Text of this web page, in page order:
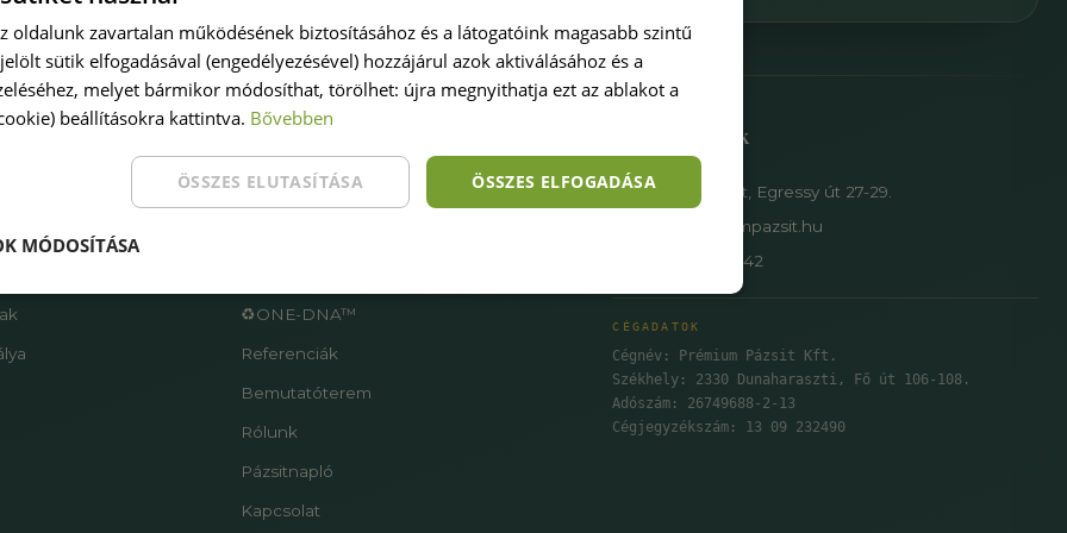
♻️ONE-DNA™
Referenciák
Bemutatóterem
Rólunk
Pázsitnapló
Kapcsolat
Elérhetőségek
1149 Budapest, Egressy út 27-29.
info@premiumpazsit.hu
+36 30 950 6742
CÉGADATOK
Cégnév: Prémium Pázsit Kft.
Székhely: 2330 Dunaharaszti, Fő út 106-108.
Adószám: 26749688-2-13
Cégjegyzékszám: 13 09 232490
oldalunk zavartalan működésének biztosításához és a látogatóink magasabb szintű
sütik elfogadásával (engedélyezésével) hozzájárul azok aktiválásához és a
melyet bármikor módosíthat, törölhet: újra megnyithatja ezt az ablakot a
beállításokra kattintva. Bővebben
ÖSSZES ELFOGADÁSA
ÖSSZES ELUTASÍTÁSA
MÓDOSÍTÁSA